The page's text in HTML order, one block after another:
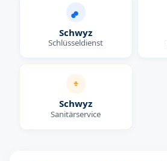
Schwyz
Schlüsseldienst
Schwyz
Sanitärservice